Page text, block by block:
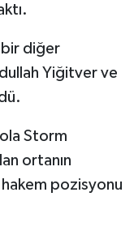
diğer
Yiğitver ve
Storm
ortanın
hakem pozisyonu